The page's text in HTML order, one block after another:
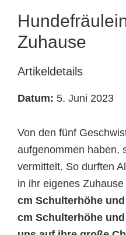
Zuhause
Artikeldetails
Datum: 5. Juni 2023
Von den fünf
aufgenommen haben,
vermittelt. So durften
in ihr eigenes
cm Schulterhöhe
cm Schulterhöhe